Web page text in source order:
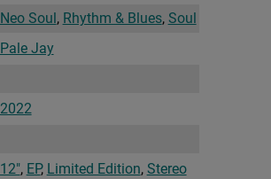
Neo Soul , Rhythm & Blues, Soul
Pale Jay
2022
12", EP, Limited Edition, Stereo